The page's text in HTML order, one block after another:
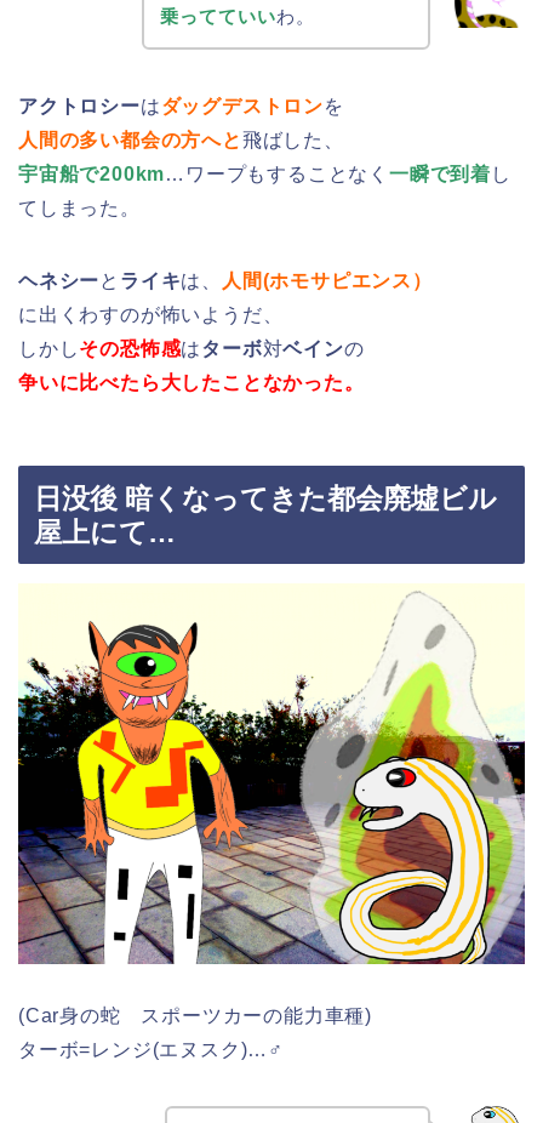
乗ってていいわ。
アクトロシーはダッグデストロンを
人間の多い都会の方へと飛ばした、
宇宙船で200km…ワープもすることなく一瞬で到着 し
てしまった。
ヘネシーと ライキは、
人間(ホモサピエンス）
に出くわすのが怖いようだ、
しかしその恐怖感はターボ対ベインの
争いに比べたら大したことなかった。
日没後 暗くなってきた都会廃墟ビル
屋上にて…
(Car身の蛇 スポーツカーの能力車種)
ターボ=レンジ(エヌスク)…♂